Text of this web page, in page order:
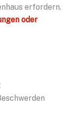
erfordern.
oder